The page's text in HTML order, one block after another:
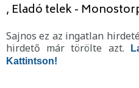
, Eladó telek -
Sajnos ez az ingatlan
hirdető már törölte azt.
Kattintson!